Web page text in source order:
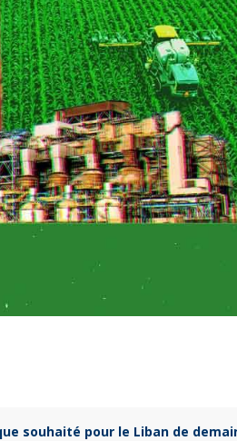
souhaité pour le Liban de